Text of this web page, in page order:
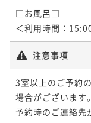
□お風呂□
＜利用時間：
注意事項
3室以上のご予約
場合がございます。
予約時のご連絡先